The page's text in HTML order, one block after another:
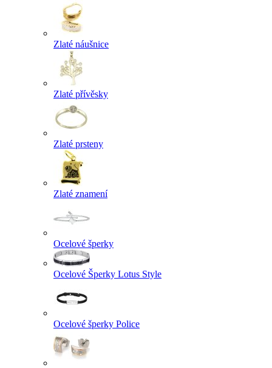
Zlaté náušnice
Zlaté přívěsky
Zlaté prsteny
Zlaté znamení
Ocelové šperky
Ocelové Šperky Lotus Style
Ocelové šperky Police